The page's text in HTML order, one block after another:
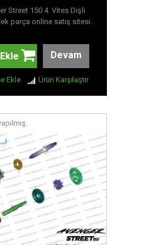
Street 150 4. Vites Dişli
parça online satış sitesi.
Devam
Ekle Ürün Karşılaştır